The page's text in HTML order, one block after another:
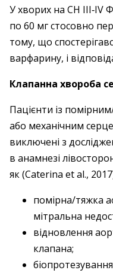
У хворих на СН III‑IV
по 60 мг стосовно
тому, що
варфарину, і
Клапанна хвороба
Пацієнти із
або механічним
виключені з
в ­анамнезі
як (Caterina et al.,
помірна/тяжка
мітральна
відновлення
клапана;